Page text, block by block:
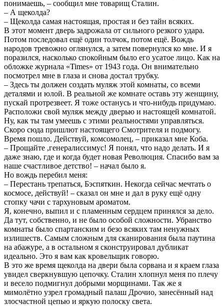
понимаешь, – сообщил мне товарищ Сталин.
– А щеколда?
– Щеколда самая настоящая, простая и без тайн всяких.
В этот момент дверь задрожала от сильного резкого удара.
Потом последовал ещё один толчок, потом ещё. Вождь
народов тревожно оглянулся, а затем повернулся ко мне. И я
поразился, насколько спокойным было его усатое лицо. Как на
обложке журнала «Times» от 1943 года. Он внимательно
посмотрел мне в глаза и снова достал трубку.
– Здесь ты должен создать муляж этой комнаты, со всеми
деталями и юлой. В реальной же комнате оставь эту женщину,
пускай протрезвеет. Я тоже останусь и что-нибудь придумаю.
Расположи свой муляж между дверью и настоящей комнатой.
Ну, как ты там умеешь с этими реальностями управляться.
Скоро сюда пришлют настоящего Смотрителя и подмогу.
Время пошло. Действуй, комсомолец, – приказал мне Коба.
– Прощайте ,генералиссимус! Я понял, что надо делать. И я
даже знаю, где и когда будет новая Революция. Спасибо вам за
наше счастливое детство! – начал было я.
Но вождь перебил меня:
– Перестань трепаться, Бэспяткин. Некогда сейчас мечтать о
космосе, действуй! – сказал он мне и дал в руку ещё одну
стопку чачи с тархуновым ароматом.
Я, конечно, выпил и с пламенным сердцем принялся за дело.
Да тут, собственно, и не было особой сложности. Убранство
комнаты было спартанским и безо всяких там ненужных
излишеств. Самым сложным для сканирования была паутина
на абажуре, а в остальном я сконструировал дубликат
идеально. Это я вам как кровельщик говорю.
В это же время щеколда на двери была сорвана и я краем глаза
увидел сверкнувшую цепочку. Сталин хлопнул меня по плечу
и весело подмигнул добрыми морщинами. Так же я
мимолётно узрел громадный палаш Дрочио, занесённый над
злосчастной цепью и яркую полоску света.